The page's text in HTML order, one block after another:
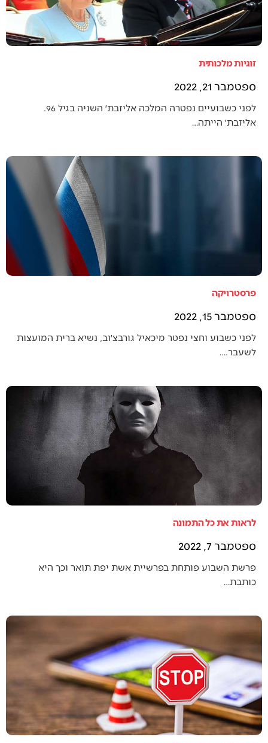
זוגיות מלכותית
ספטמבר 21, 2022
לפני כשבועיים נפטרה המלכה אליזבת׳ השניה בגיל 96.
אליזבת׳ הייתה…
פרסטרויקה
ספטמבר 15, 2022
לפני כשבוע וחצי נפטר מיכאיל גורבצ׳וב, נשיא ברית המועצות
לשעבר.…
לראות את כל התמונה
ספטמבר 7, 2022
פרשת השבוע פותחת בפרשיית אשת יפת תואר וכך היא
כותבת…